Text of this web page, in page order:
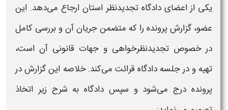
یکی از اعضای دادگاه تجدیدنظر استان ارجاع می‌دهد. این
عضو، گزارش پرونده را که متضمن جریان آن و بررسی کامل
در خصوص تجدیدنظرخواهی و جهات قانونی آن است،
تهیه و در جلسه دادگاه قرائت می‌کند. خلاصه این گزارش در
پرونده درج می‌شود و سپس دادگاه به شرح زیر اتخاذ